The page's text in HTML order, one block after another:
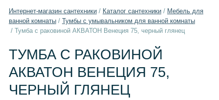
Интернет-магазин сантехники/ Каталог сантехники/ Мебель для
ванной комнаты/ Тумбы с умывальником для ванной комнаты
/ Тумба с раковиной АКВАТОН Венеция 75, черный глянец
ТУМБА С РАКОВИНОЙ
АКВАТОН ВЕНЕЦИЯ 75,
ЧЕРНЫЙ ГЛЯНЕЦ